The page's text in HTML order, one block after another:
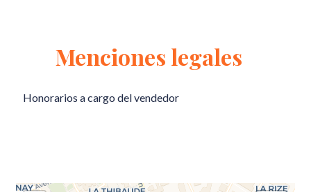
Menciones legales
Honorarios a cargo del vendedor